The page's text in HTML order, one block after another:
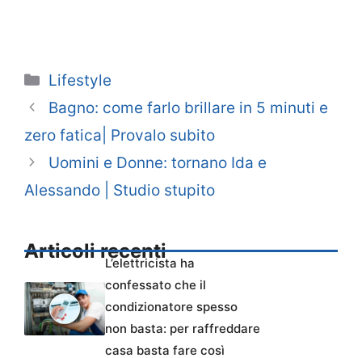
Categorie
Lifestyle
Bagno: come farlo brillare in 5 minuti e
zero fatica| Provalo subito
Uomini e Donne: tornano Ida e
Alessando | Studio stupito
Articoli recenti
L’elettricista ha
confessato che il
condizionatore spesso
non basta: per raffreddare
casa basta fare così